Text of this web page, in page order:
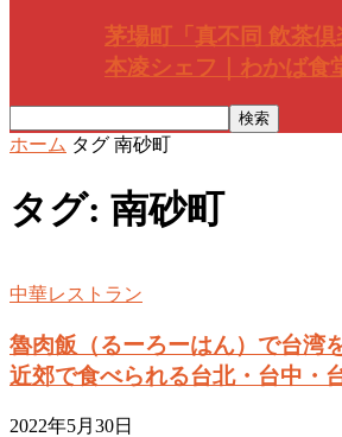
茅場町「真不同 飲茶
本凌シェフ｜わかば食
ホーム タグ 南砂町
タグ: 南砂町
中華レストラン
魯肉飯（るーろーはん）で台湾
近郊で食べられる台北・台中・
2022年5月30日